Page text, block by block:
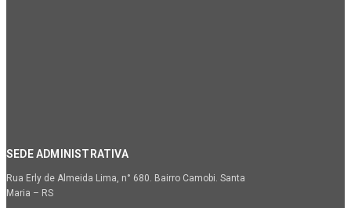
SEDE ADMINISTRATIVA
Rua Erly de Almeida Lima, n° 680. Bairro Camobi. Santa
Maria – RS